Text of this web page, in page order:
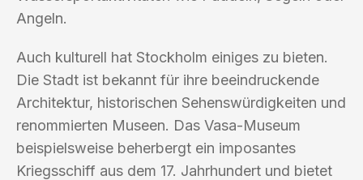
Angeln.
Auch kulturell hat Stockholm einiges zu bieten.
Die Stadt ist bekannt für ihre beeindruckende
Architektur, historischen Sehenswürdigkeiten und
renommierten Museen. Das Vasa-Museum
beispielsweise beherbergt ein imposantes
Kriegsschiff aus dem 17. Jahrhundert und bietet